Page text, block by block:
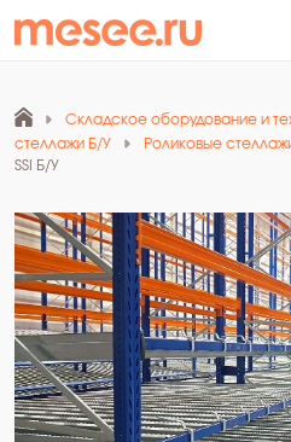
Складское оборудование и
стеллажи Б/У
Роликовые
SSI Б/У